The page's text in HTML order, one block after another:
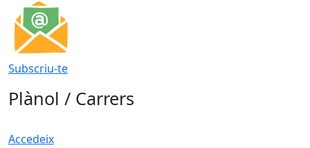
Subscriu-te
Plànol / Carrers
Accedeix